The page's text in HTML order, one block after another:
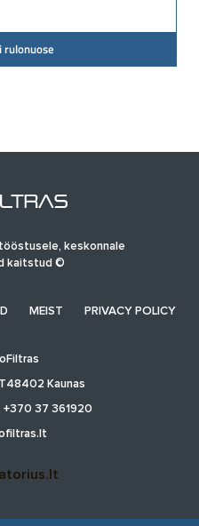
keskonnale
kaitstud ©
MEIST PRIVACY POLICY
Kaunas
37 361920